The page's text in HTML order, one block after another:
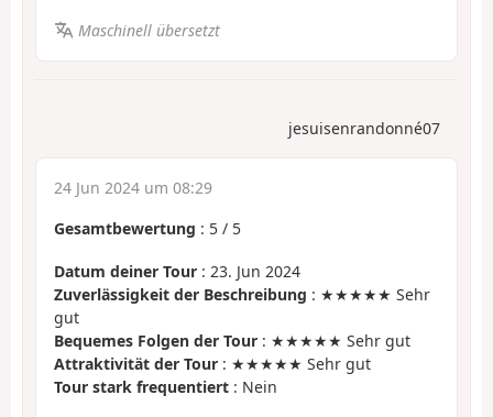
Maschinell übersetzt
jesuisenrandonné07
24 Jun 2024 um 08:29
Gesamtbewertung : 5 / 5
Datum deiner Tour : 23. Jun 2024
Zuverlässigkeit der Beschreibung : ★★★★★ Sehr
gut
Bequemes Folgen der Tour : ★★★★★ Sehr gut
Attraktivität der Tour : ★★★★★ Sehr gut
Tour stark frequentiert : Nein